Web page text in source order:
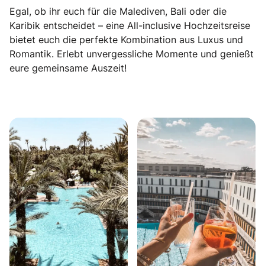
Egal, ob ihr euch für die Malediven, Bali oder die
Karibik entscheidet – eine All-inclusive Hochzeitsreise
bietet euch die perfekte Kombination aus Luxus und
Romantik. Erlebt unvergessliche Momente und genießt
eure gemeinsame Auszeit!